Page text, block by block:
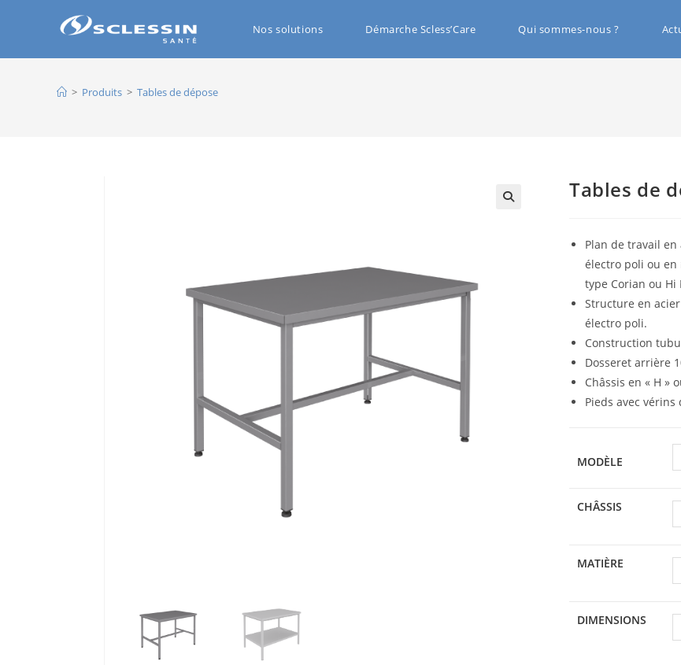
Nos solutions Démarche Scless’Care Qui sommes-nous ?
> Produits > Tables de dépose
Tables de
Plan de travail
électro poli ou en
type Corian ou Hi
Structure en
électro poli.
Construction
Dosseret arrière
Châssis en « H »
Pieds avec
MODÈLE
CHÂSSIS
MATIÈRE
DIMENSIONS